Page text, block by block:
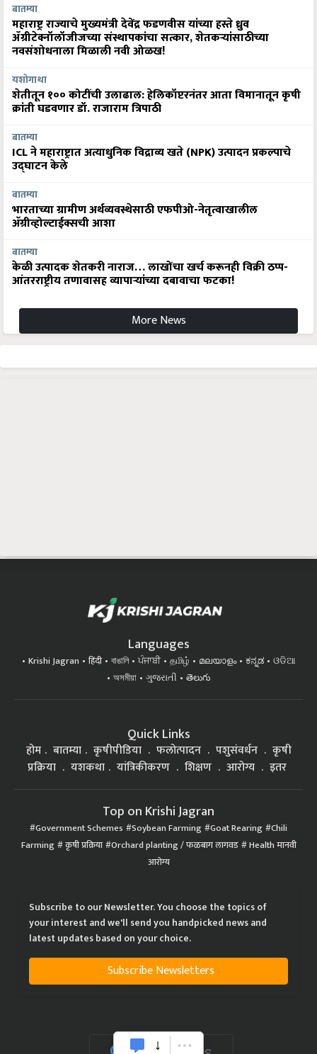
बातम्या
महाराष्ट्र राज्याचे मुख्यमंत्री देवेंद्र फडणवीस यांच्या हस्ते ध्रुव
ॲग्रीटेक्नॉलॉजीजच्या संस्थापकांचा सत्कार, शेतकऱ्यांसाठीच्या
नवसंशोधनाला मिळाली नवी ओळख!
यशोगाथा
शेतीतून १०० कोटींची उलाढाल: हेलिकॉप्टरनंतर आता विमानातून कृषी
क्रांती घडवणार डॉ. राजाराम त्रिपाठी
बातम्या
ICL ने महाराष्ट्रात अत्याधुनिक विद्राव्य खते (NPK) उत्पादन प्रकल्पाचे
उद्घाटन केले
बातम्या
भारताच्या ग्रामीण अर्थव्यवस्थेसाठी एफपीओ-नेतृत्वाखालील
अ‍ॅग्रीव्होल्टाईक्सची आशा
बातम्या
केळी उत्पादक शेतकरी नाराज… लाखोंचा खर्च करूनही विक्री ठप्प-
आंतरराष्ट्रीय तणावासह व्यापाऱ्यांच्या दबावाचा फटका!
More News
Languages
Krishi Jagran हिंदी বাঙালি ਪੰਜਾਬੀ தமிழ் മലയാളം ಕನ್ನಡ
ଓଡିଆ
অসমীয়া
ગુજરાતી తెలుగు
Quick Links
होम बातम्या कृषीपीडिया फलोत्पादन पशुसंवर्धन
कृषी
प्रक्रिया
यशकथा यांत्रिकीकरण शिक्षण आरोग्य इतर
Top on Krishi Jagran
Government Schemes Soybean Farming Goat Rearing Chili
Farming कृषी प्रक्रिया Orchard planting / फळबाग लागवड Health मानवी
आरोग्य
Subscribe to our Newsletter. You choose the topics of
your interest and we'll send you handpicked news and
latest updates based on your choice.
Subscribe Newsletters